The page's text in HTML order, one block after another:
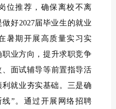
位推荐，确保离校不离
好2027届毕业生的就业
暑期开展高质量实习实
业方向，提升求职竞争
面试辅导等前置指导活
就业夯实基础。三是确
”。通过开展网络招聘